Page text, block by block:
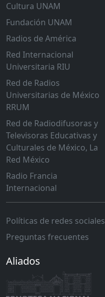
Cultura UNAM
Fundación UNAM
Radios de América
Red Internacional
Universitaria RIU
Red de Radios
Universitarias de México
RRUM
Red de Radiodifusoras y
Televisoras Educativas y
Culturales de México, La
Red México
Radio Francia
Internacional
Políticas de redes sociales
Preguntas frecuentes
Aliados